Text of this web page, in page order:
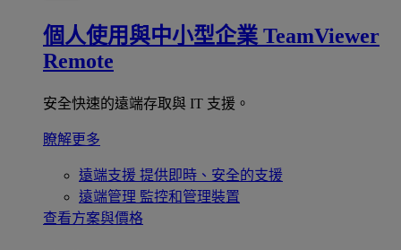
個人使用與中小型企業 TeamViewer
Remote
安全快速的遠端存取與 IT 支援。
瞭解更多
遠端支援 提供即時、安全的支援
遠端管理 監控和管理裝置
查看方案與價格